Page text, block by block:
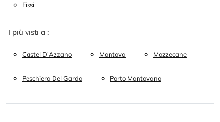
Fissi
I più visti a :
Castel D'Azzano Mantova Mozzecane
Peschiera Del Garda Porto Mantovano